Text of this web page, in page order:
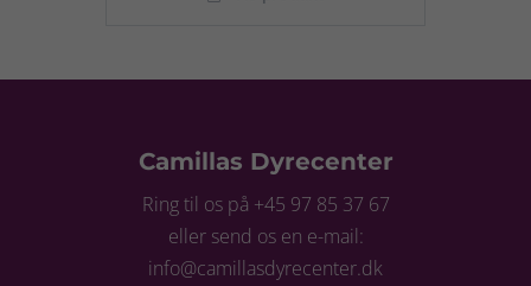
Camillas Dyrecenter
Ring til os på +45 97 85 37 67
eller send os en e-mail:
info@camillasdyrecenter.dk